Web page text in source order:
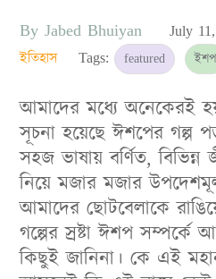
ByJabed Bhuiyan
Posted
on
July
ইতিহাস
Tags: featured ইশপ
আমাদের মধ্যে অনেকেরই
সূচনা হয়েছে ঈশপের গল্প
সহজ ভাষায় বর্ণিত, বিভিন্ন
নিয়ে মজার মজার
আমাদের ছোটবেলাকে
গল্পের স্রষ্টা ঈশপ সম্পর্কে
কিছুই জানিনা। কে এই